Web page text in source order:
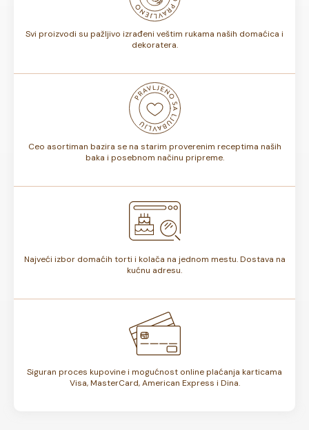
Svi proizvodi su pažljivo izrađeni veštim rukama naših domaćica i
dekoratera.
Ceo asortiman bazira se na starim proverenim receptima naših
baka i posebnom načinu pripreme.
Najveći izbor domaćih torti i kolača na jednom mestu. Dostava na
kućnu adresu.
Siguran proces kupovine i mogućnost online plaćanja karticama
Visa, MasterCard, American Express i Dina.